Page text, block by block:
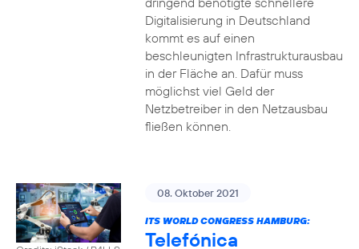
Digitalisierung in Deutschland
kommt es auf einen
beschleunigten Infrastrukturausbau
in der Fläche an. Dafür muss
möglichst viel Geld der
Netzbetreiber in den Netzausbau
fließen können.
08. Oktober 2021
ITS WORLD CONGRESS HAMBURG:
Telefónica